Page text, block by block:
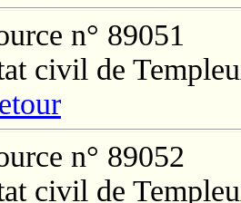
n° 89051
civil de
n° 89052
civil de